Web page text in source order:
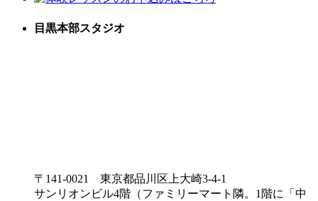
目黒本部スタジオ
〒141-0021 東京都品川区上大崎3-4-1
サンリオンビル4階（ファミリーマート隣。1階に「中